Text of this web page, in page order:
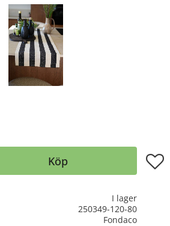
Köp
I lager
250349-120-80
Fondaco